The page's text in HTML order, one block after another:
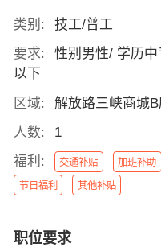
类别:
技工/普工
要求:
性别男性/ 学历
以下
区域:
解放路三峡商城B
人数:
1
福利:
交通补贴 加班补助
节日福利 其他补贴
职位要求